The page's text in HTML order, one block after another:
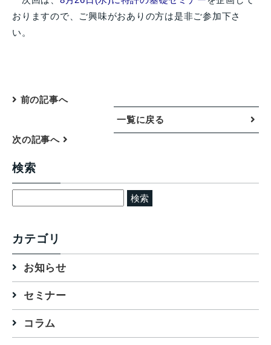
おりますので、ご興味がおありの方は是非ご参加下さ
い。
前の記事へ
一覧に戻る
次の記事へ
検索
索:
カテゴリ
お知らせ
セミナー
コラム